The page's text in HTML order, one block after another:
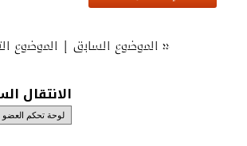
« الموضوع السابق| الموضوع
الانتقال